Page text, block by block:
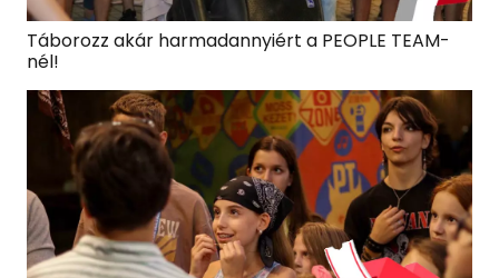
Táborozz akár harmadannyiért a PEOPLE TEAM-
nél!